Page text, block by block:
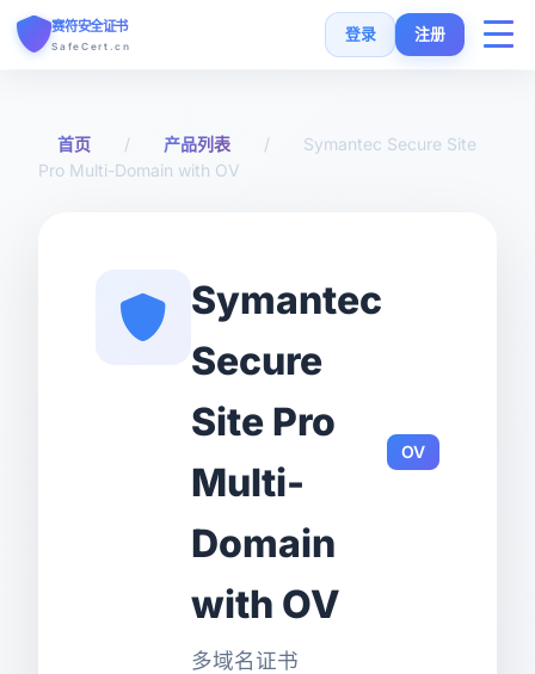
赛符安全证书
SafeCert.cn
登录 注册
SSL安装指南
首页 / 产品列表 /
Symantec Secure Site
Pro Multi-Domain with OV
Symantec
Secure
Site Pro
Multi-
Domain
with OV
OV
多域名证书